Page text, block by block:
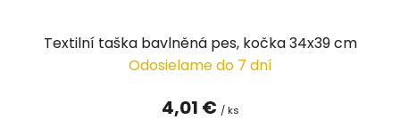
Textilní taška bavlněná pes, kočka 34x39 cm
Odosielame do 7 dní
4,01 € / ks